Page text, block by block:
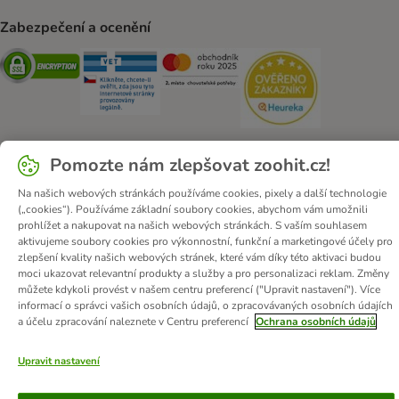
Zabezpečení a ocenění
Security Security Security
O zoohit Kariéra Firemní webové stránky
Impressum
Všeobecné obchodní podmínky
Zde odstoupit od smlouvy
Zákon o digitálních službách
Likvidace baterií
Kontakt
Poštovné a dodací termín
Způsoby platby
Partnerský program
Ochrana osobních údajů
Ochrana osobních údajů
Prohlášení o přístupnosti
Pomozte nám zlepšovat zoohit.cz!
Na našich webových stránkách používáme cookies, pixely a další technologie
(„cookies“). Používáme základní soubory cookies, abychom vám umožnili
prohlížet a nakupovat na našich webových stránkách. S vaším souhlasem
aktivujeme soubory cookies pro výkonnostní, funkční a marketingové účely pro
zlepšení kvality našich webových stránek, které vám díky této aktivaci budou
moci ukazovat relevantní produkty a služby a pro personalizaci reklam. Změny
můžete kdykoli provést v našem centru preferencí ("Upravit nastavení"). Více
informací o správci vašich osobních údajů, o zpracovávaných osobních údajích
a účelu zpracování naleznete v Centru preferencí Ochrana osobních údajů
Upravit nastavení